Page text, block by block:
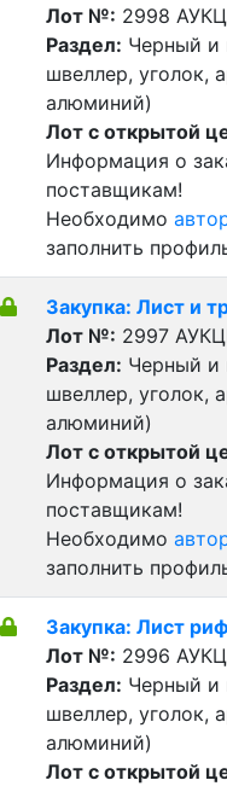
Лот №: 2998
Раздел: Черный и
швеллер, уголок,
алюминий)
Лот с открытой
Информация о
поставщикам!
Необходимо
заполнить
Закупка: Лист и
Лот №: 2997
Раздел: Черный и
швеллер, уголок,
алюминий)
Лот с открытой
Информация о
поставщикам!
Необходимо
заполнить
Закупка: Лист
Лот №: 2996
Раздел: Черный и
швеллер, уголок,
алюминий)
Лот с открытой